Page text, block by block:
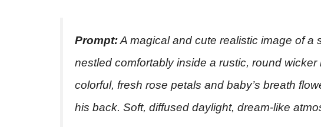
Prompt:A magical and cute realistic image of a
nestled comfortably inside a rustic, round
colorful, fresh rose petals and baby’s breath
his back. Soft, diffused daylight, dream-like